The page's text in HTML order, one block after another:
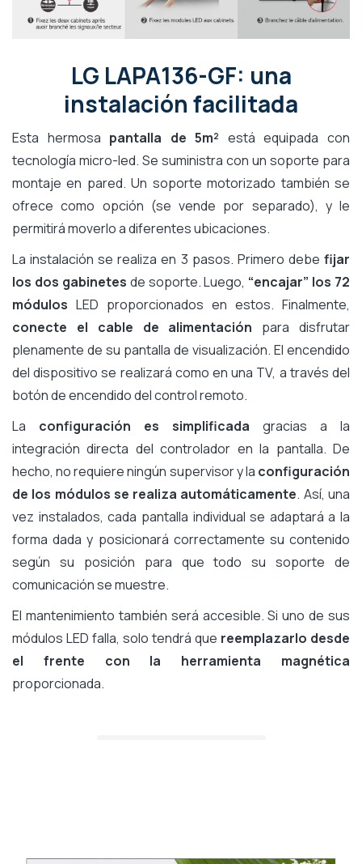
LG LAPA136-GF: una
instalación facilitada
Esta hermosa pantalla de 5m² está equipada con
tecnología micro-led. Se suministra con un soporte para
montaje en pared. Un soporte motorizado también se
ofrece como opción (se vende por separado), y le
permitirá moverlo a diferentes ubicaciones.
La instalación se realiza en 3 pasos. Primero debe fijar
los dos gabinetes de soporte. Luego, “encajar” los 72
módulos LED proporcionados en estos. Finalmente,
conecte el cable de alimentación para disfrutar
plenamente de su pantalla de visualización. El encendido
del dispositivo se realizará como en una TV, a través del
botón de encendido del control remoto.
La configuración es simplificada gracias a la
integración directa del controlador en la pantalla. De
hecho, no requiere ningún supervisor y la configuración
de los módulos se realiza automáticamente. Así, una
vez instalados, cada pantalla individual se adaptará a la
forma dada y posicionará correctamente su contenido
según su posición para que todo su soporte de
comunicación se muestre.
El mantenimiento también será accesible. Si uno de sus
módulos LED falla, solo tendrá que reemplazarlo desde
el frente con la herramienta magnética
proporcionada.